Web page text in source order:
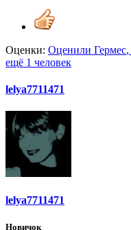
Оценки: Оценили Гермес,
ещё 1 человек
lelya7711471
lelya7711471
Новичок